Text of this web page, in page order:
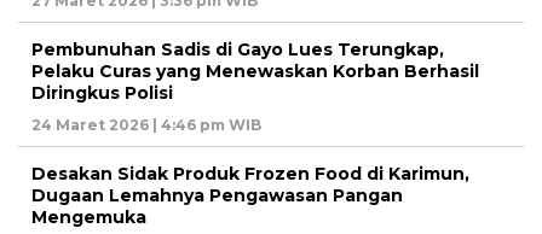
Pembunuhan Sadis di Gayo Lues Terungkap,
Pelaku Curas yang Menewaskan Korban Berhasil
Diringkus Polisi
24 Maret 2026 | 4:46 pm WIB
Desakan Sidak Produk Frozen Food di Karimun,
Dugaan Lemahnya Pengawasan Pangan
Mengemuka